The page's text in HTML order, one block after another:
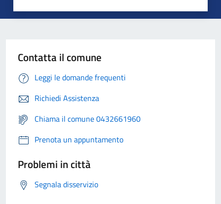
Contatta il comune
Leggi le domande frequenti
Richiedi Assistenza
Chiama il comune 0432661960
Prenota un appuntamento
Problemi in città
Segnala disservizio